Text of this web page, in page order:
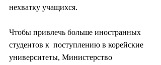
нехватку учащихся.
Чтобы привлечь больше иностранных
студентов к  поступлению в корейские
университеты, Министерство